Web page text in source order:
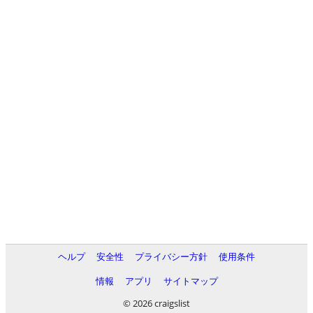
ヘルプ 安全性 プライバシー方針
使用条件
情報
アプリ
サイトマップ
© 2026 craigslist